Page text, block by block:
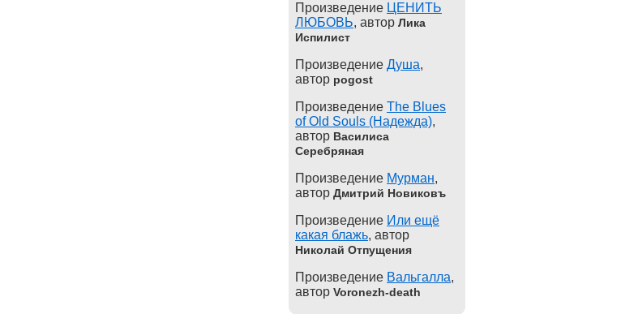
Произведение ЦЕНИТЬ
ЛЮБОВЬ, автор Лика
Испилист
Произведение Душа,
автор pogost
Произведение The Blues
of Old Souls (Надежда),
автор Василиса
Серебряная
Произведение Мурман,
автор Дмитрий Новиковъ
Произведение Или ещё
какая блажь, автор
Николай Отпущения
Произведение Вальгалла,
автор Voronezh-death